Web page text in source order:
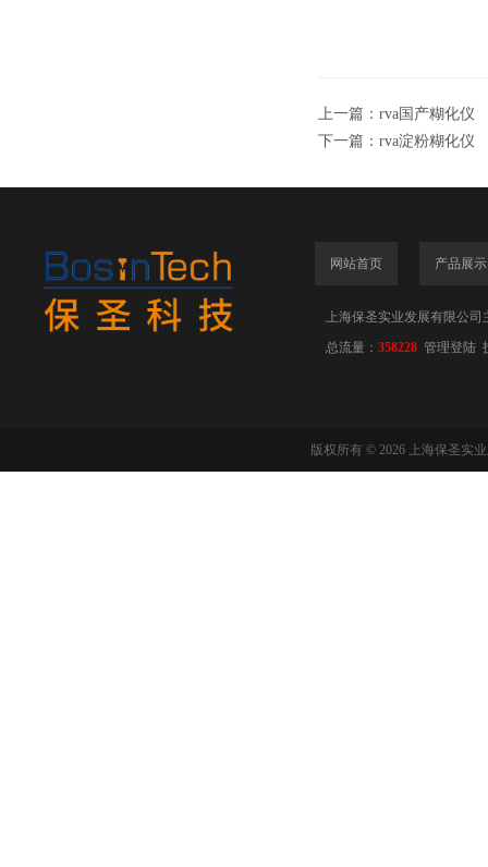
上一篇： rva国产糊化仪
下一篇： rva淀粉糊化仪
网站首页 产品展示
上海保圣实业发展有限公司
总流量： 358228 管理登陆
版权所有 © 2026 上海保圣实